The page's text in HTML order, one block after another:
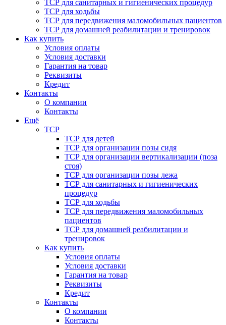
ТСР для санитарных и гигиенических процедур
ТСР для ходьбы
ТСР для передвижения маломобильных пациентов
ТСР для домашней реабилитации и тренировок
Как купить
Условия оплаты
Условия доставки
Гарантия на товар
Реквизиты
Кредит
Контакты
О компании
Контакты
Ещё
ТСР
ТСР для детей
ТСР для организации позы сидя
ТСР для организации вертикализации (поза
стоя)
ТСР для организации позы лежа
ТСР для санитарных и гигиенических
процедур
ТСР для ходьбы
ТСР для передвижения маломобильных
пациентов
ТСР для домашней реабилитации и
тренировок
Как купить
Условия оплаты
Условия доставки
Гарантия на товар
Реквизиты
Кредит
Контакты
О компании
Контакты